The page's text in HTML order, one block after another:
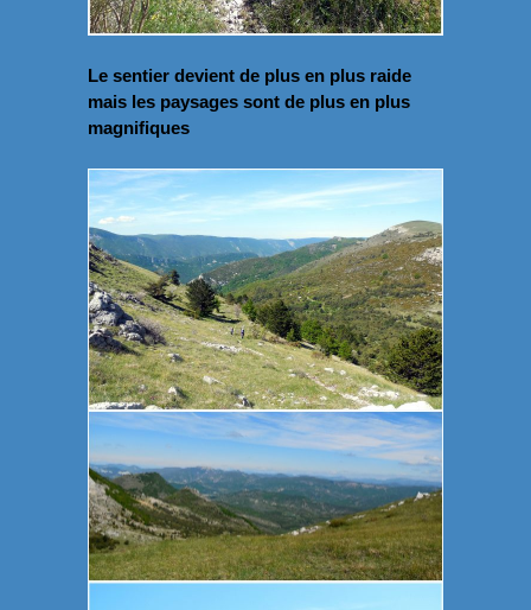
Le sentier devient de plus en plus raide
mais les paysages sont de plus en plus
magnifiques